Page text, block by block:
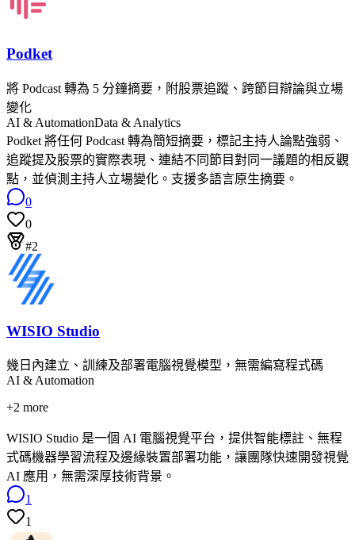
Podket
將 Podcast 轉為 5 分鐘摘要，附股票追蹤、跨節目辯論與立場
變化
AI & AutomationData & Analytics
Podket 將任何 Podcast 轉為簡短摘要，標記主持人論點強弱、
追蹤提及股票的實際表現、連結不同節目對同一議題的相反觀
點，並偵測主持人立場變化。支援多語言原生摘要。
0
0
#2
WISIO Studio
幾日內建立、訓練及部署電腦視覺模型，無需編寫程式碼
AI & Automation
+2 more
WISIO Studio 是一個 AI 電腦視覺平台，提供智能標註、無程
式碼機器學習流程及邊緣裝置部署功能，讓團隊快速開發視覺
AI 應用，無需深厚技術背景。
1
1